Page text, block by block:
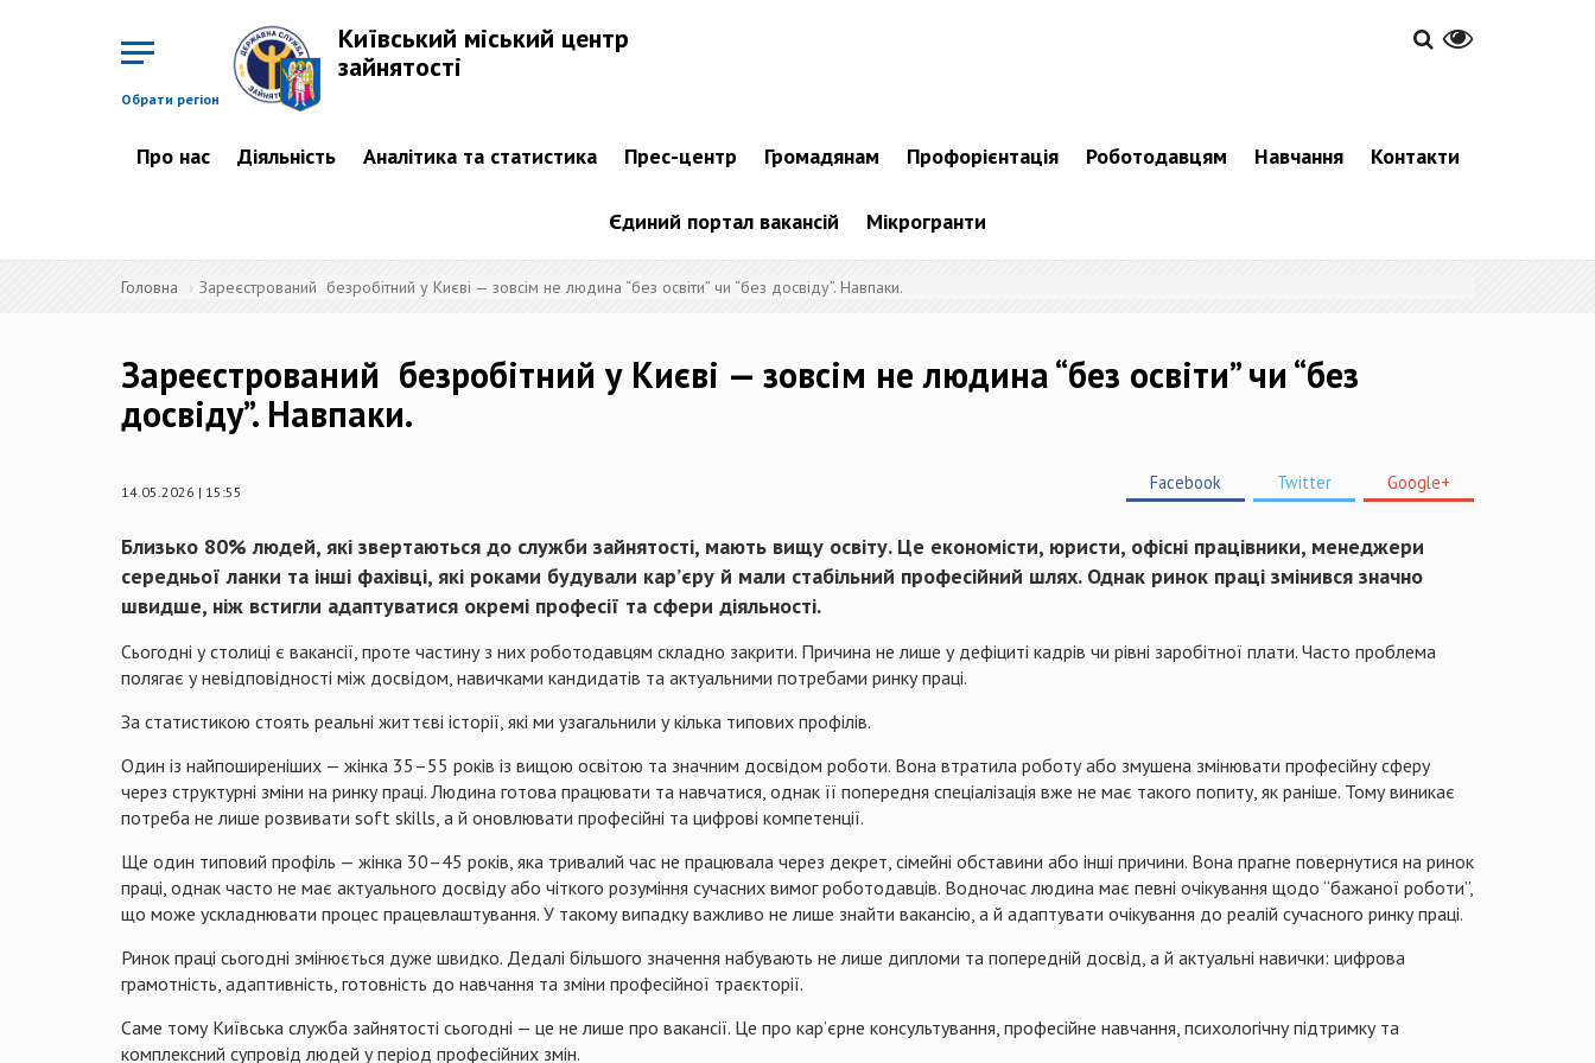
Обрати регіон
Київський міський центр
зайнятості
Про нас Діяльність Аналітика та статистика Прес-центр Громадянам Профорієнтація Роботодавцям Навчання Контакти
Єдиний портал вакансій Мікрогранти
Головна Зареєстрований безробітний у Києві — зовсім не людина “без освіти” чи “без досвіду”. Навпаки.
Зареєстрований безробітний у Києві — зовсім не людина “без освіти” чи “без
досвіду”. Навпаки.
14.05.2026 | 15:55 Facebook Twitter Google+
Близько 80% людей, які звертаються до служби зайнятості, мають вищу освіту. Це економісти, юристи, офісні працівники, менеджери
середньої ланки та інші фахівці, які роками будували кар’єру й мали стабільний професійний шлях. Однак ринок праці змінився значно
швидше, ніж встигли адаптуватися окремі професії та сфери діяльності.
Сьогодні у столиці є вакансії, проте частину з них роботодавцям складно закрити. Причина не лише у дефіциті кадрів чи рівні заробітної плати. Часто проблема
полягає у невідповідності між досвідом, навичками кандидатів та актуальними потребами ринку праці.
За статистикою стоять реальні життєві історії, які ми узагальнили у кілька типових профілів.
Один із найпоширеніших — жінка 35–55 років із вищою освітою та значним досвідом роботи. Вона втратила роботу або змушена змінювати професійну сферу
через структурні зміни на ринку праці. Людина готова працювати та навчатися, однак її попередня спеціалізація вже не має такого попиту, як раніше. Тому виникає
потреба не лише розвивати soft skills, а й оновлювати професійні та цифрові компетенції.
Ще один типовий профіль — жінка 30–45 років, яка тривалий час не працювала через декрет, сімейні обставини або інші причини. Вона прагне повернутися на ринок
праці, однак часто не має актуального досвіду або чіткого розуміння сучасних вимог роботодавців. Водночас людина має певні очікування щодо “бажаної роботи”,
що може ускладнювати процес працевлаштування. У такому випадку важливо не лише знайти вакансію, а й адаптувати очікування до реалій сучасного ринку праці.
Ринок праці сьогодні змінюється дуже швидко. Дедалі більшого значення набувають не лише дипломи та попередній досвід, а й актуальні навички: цифрова
грамотність, адаптивність, готовність до навчання та зміни професійної траєкторії.
Саме тому Київська служба зайнятості сьогодні — це не лише про вакансії. Це про кар’єрне консультування, професійне навчання, психологічну підтримку та
комплексний супровід людей у період професійних змін.